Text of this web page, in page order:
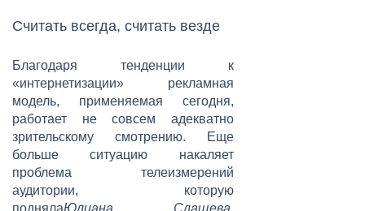
Считать всегда, считать везде
Благодаря тенденции к
«интернетизации» рекламная
модель, применяемая сегодня,
работает не совсем адекватно
зрительскому смотрению. Еще
больше ситуацию накаляет
проблема телеизмерений
аудитории, которую
поднялаЮлиана Слащева,